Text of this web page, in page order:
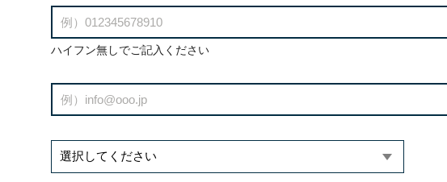
ハイフン無しでご記入ください